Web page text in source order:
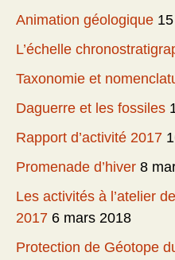
Animation géologique
L’échelle
Taxonomie et
Daguerre et les fossiles
Rapport d’activité 2017
Promenade d’hiver 8
Les activités à l’atelier
2017 6 mars 2018
Protection de Géotope